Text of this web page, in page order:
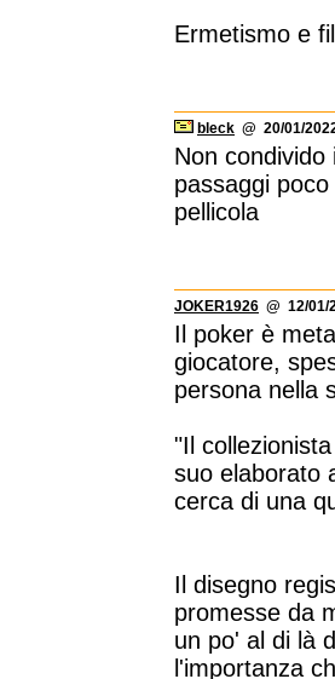
Ermetismo e
bleck @ 20/01/
Non
passaggi
pellicola
JOKER1926 @ 12/01/
Il poker è
giocatore,
persona nella
"Il
suo elaborato
cerca di una
Il disegno
promesse da
un po' al di là
l'importanza